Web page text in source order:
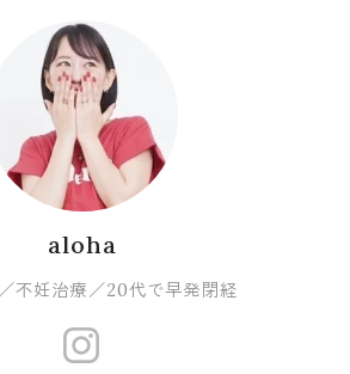
aloha
不妊治療／20代で早発閉経